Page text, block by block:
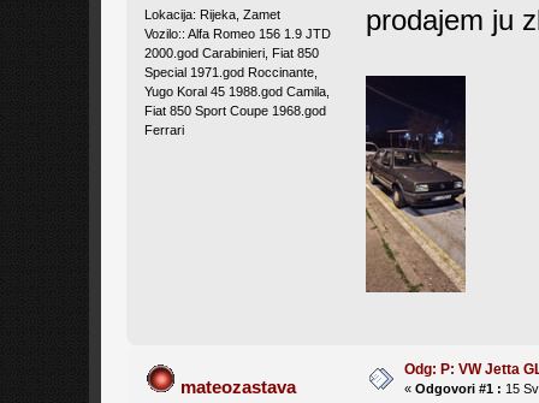
Lokacija: Rijeka, Zamet
Vozilo:: Alfa Romeo 156 1.9 JTD
2000.god Carabinieri, Fiat 850
Special 1971.god Roccinante,
Yugo Koral 45 1988.god Camila,
Fiat 850 Sport Coupe 1968.god
Ferrari
prodajem ju
mateozastava
Odg: P: VW Jetta
«Odgovori #1 : 15